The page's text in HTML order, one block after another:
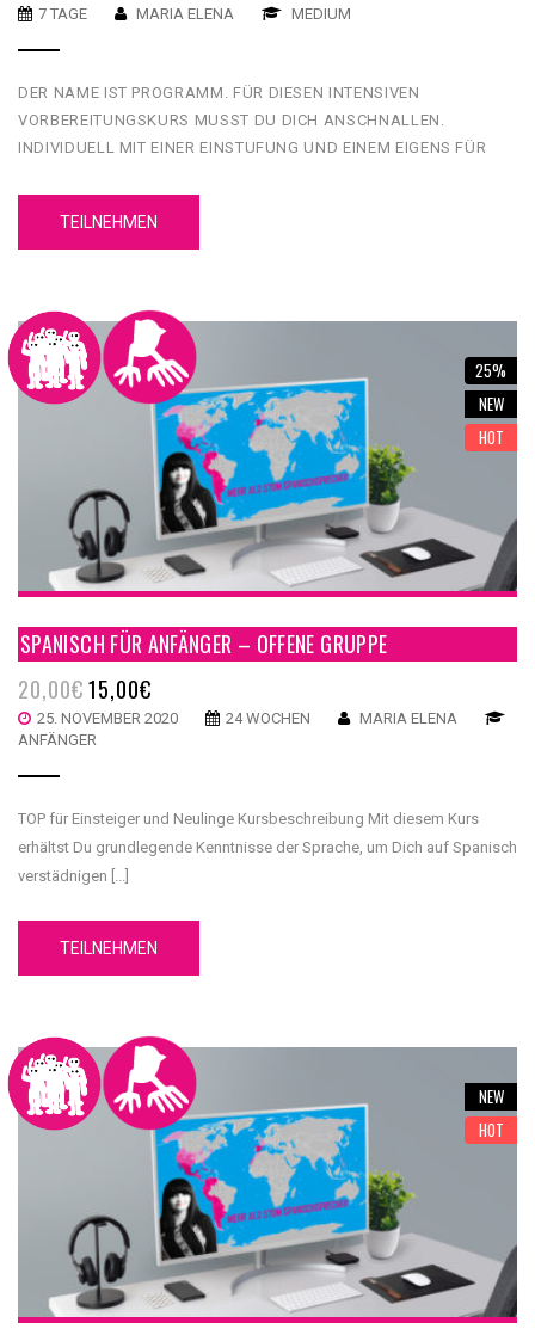
7 TAGE MARIA ELENA MEDIUM
DER NAME IST PROGRAMM. FÜR DIESEN INTENSIVEN
VORBEREITUNGSKURS MUSST DU DICH ANSCHNALLEN.
INDIVIDUELL MIT EINER EINSTUFUNG UND EINEM EIGENS FÜR
TEILNEHMEN
25%
NEW
HOT
SPANISCH FÜR ANFÄNGER – OFFENE GRUPPE
20,00€ 15,00€
25. NOVEMBER 2020 24 WOCHEN
MARIA ELENA
ANFÄNGER
TOP für Einsteiger und Neulinge Kursbeschreibung Mit diesem Kurs
erhältst Du grundlegende Kenntnisse der Sprache, um Dich auf Spanisch
verstädnigen [...]
TEILNEHMEN
NEW
HOT